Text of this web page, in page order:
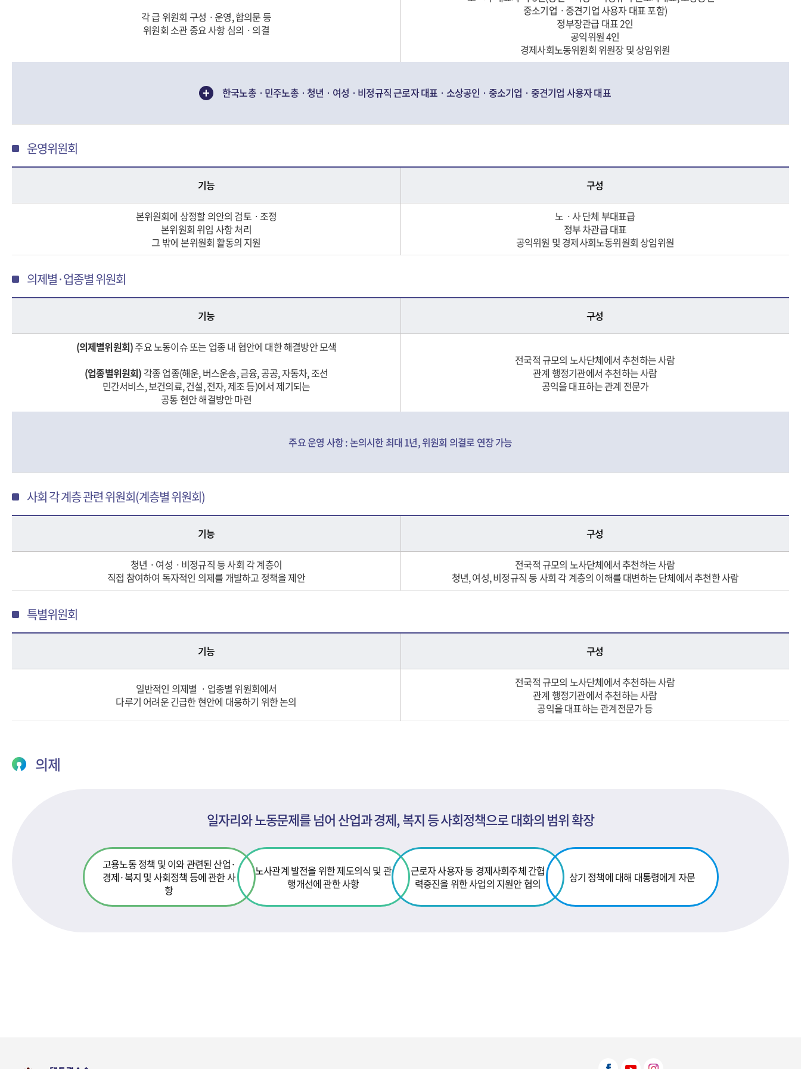
각 급 위원회 구성ㆍ운영, 합의문 등
위원회 소관 중요 사항 심의ㆍ의결
중소기업ㆍ중견기업 사용자 대표 포함)
정부장관급 대표 2인
공익위원 4인
경제사회노동위원회 위원장 및 상임위원
+ 한국노총ㆍ민주노총ㆍ청년ㆍ여성ㆍ비정규직 근로자 대표ㆍ소상공인ㆍ중소기업ㆍ중견기업 사용자 대표
운영위원회
기능 구성
본위원회에 상정할 의안의 검토ㆍ조정
본위원회 위임 사항 처리
그 밖에 본위원회 활동의 지원
노ㆍ사 단체 부대표급
정부 차관급 대표
공익위원 및 경제사회노동위원회 상임위원
의제별·업종별 위원회
기능 구성
(의제별위원회)주요 노동이슈 또는 업종 내 협안에 대한 해결방안 모색
(업종별위원회) 각종 업종(해운, 버스운송, 금융, 공공, 자동차, 조선
민간서비스, 보건의료, 건설, 전자, 제조 등)에서 제기되는
공통 현안 해결방안 마련
전국적 규모의 노사단체에서 추천하는 사람
관계 행정기관에서 추천하는 사람
공익을 대표하는 관계 전문가
주요 운영 사항 : 논의시한 최대 1년, 위원회 의결로 연장 가능
사회 각 계층 관련 위원회(계층별 위원회)
기능 구성
청년ㆍ여성ㆍ비정규직 등 사회 각 계층이
직접 참여하여 독자적인 의제를 개발하고 정책을 제안
전국적 규모의 노사단체에서 추천하는 사람
청년, 여성, 비정규직 등 사회 각 계층의 이해를 대변하는 단체에서 추천한 사람
특별위원회
기능 구성
일반적인 의제별 ㆍ업종별 위원회에서
다루기 어려운 긴급한 현안에 대응하기 위한 논의
전국적 규모의 노사단체에서 추천하는 사람
관계 행정기관에서 추천하는 사람
공익을 대표하는 관계전문가 등
의제
일자리와 노동문제를 넘어 산업과 경제, 복지 등 사회정책으로 대화의 범위 확장
고용노동 정책 및 이와 관련된 산업·
경제·복지 및 사회정책 등에 관한 사
항
노사관계 발전을 위한 제도의식 및 관
행개선에 관한 사항
근로자 사용자 등 경제사회주체 간협
력증진을 위한 사업의 지원안 협의
상기 정책에 대해 대통령에게 자문
뷰어다운로드 선택